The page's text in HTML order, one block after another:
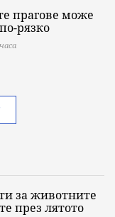
прагове може
рязко
за животните
през лятото